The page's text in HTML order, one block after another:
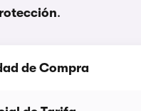
.
de Compra